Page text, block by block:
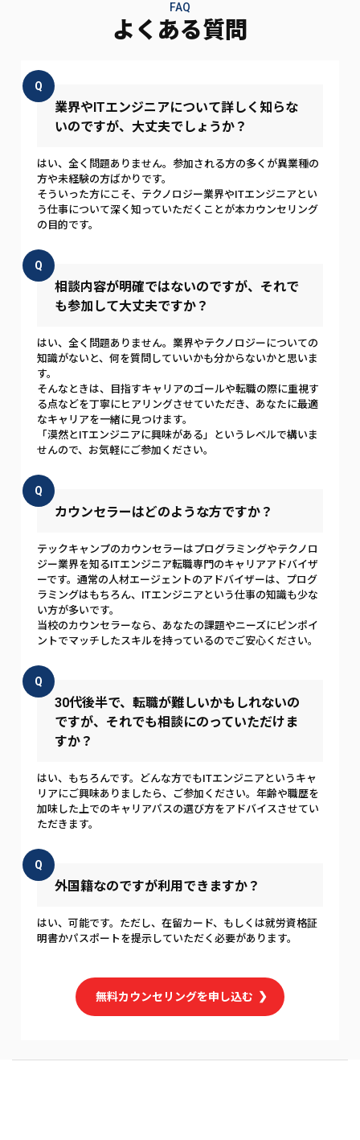
FAQ
よくある質問
Q
業界やITエンジニアについて詳しく知らな
いのですが、大丈夫でしょうか？
はい、全く問題ありません。参加される方の多くが異業種の
方や未経験の方ばかりです。
そういった方にこそ、テクノロジー業界やITエンジニアとい
う仕事について深く知っていただくことが本カウンセリング
の目的です。
Q
相談内容が明確ではないのですが、それで
も参加して大丈夫ですか？
はい、全く問題ありません。業界やテクノロジーについての
知識がないと、何を質問していいかも分からないかと思いま
す。
そんなときは、目指すキャリアのゴールや転職の際に重視す
る点などを丁寧にヒアリングさせていただき、あなたに最適
なキャリアを一緒に見つけます。
「漠然とITエンジニアに興味がある」というレベルで構いま
せんので、お気軽にご参加ください。
Q
カウンセラーはどのような方ですか？
テックキャンプのカウンセラーはプログラミングやテクノロ
ジー業界を知るITエンジニア転職専門のキャリアアドバイザ
ーです。通常の人材エージェントのアドバイザーは、プログ
ラミングはもちろん、ITエンジニアという仕事の知識も少な
い方が多いです。
当校のカウンセラーなら、あなたの課題やニーズにピンポイ
ントでマッチしたスキルを持っているのでご安心ください。
Q
30代後半で、転職が難しいかもしれないの
ですが、それでも相談にのっていただけま
すか？
はい、もちろんです。どんな方でもITエンジニアというキャ
リアにご興味ありましたら、ご参加ください。年齢や職歴を
加味した上でのキャリアパスの選び方をアドバイスさせてい
ただきます。
Q
外国籍なのですが利用できますか？
はい、可能です。ただし、在留カード、もしくは就労資格証
明書かパスポートを提示していただく必要があります。
無料カウンセリングを申し込む